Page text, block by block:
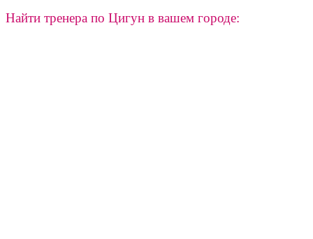
Найти тренера по Цигун в вашем городе: